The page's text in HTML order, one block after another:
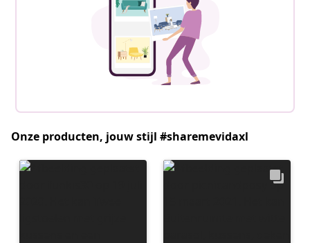
Onze producten, jouw stijl #sharemevidaxl